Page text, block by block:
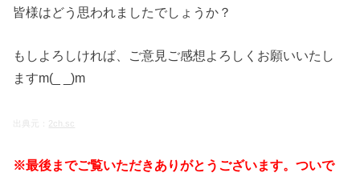
皆様はどう思われましたでしょうか？
もしよろしければ、ご意見ご感想よろしくお願いいたし
ますm(_ _)m
出典元： 2ch.sc
※最後までご覧いただきありがとうございます。ついで